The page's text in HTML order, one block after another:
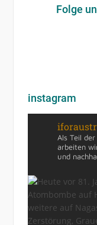
Folge
instagram
Als Teil
arbeiten
und